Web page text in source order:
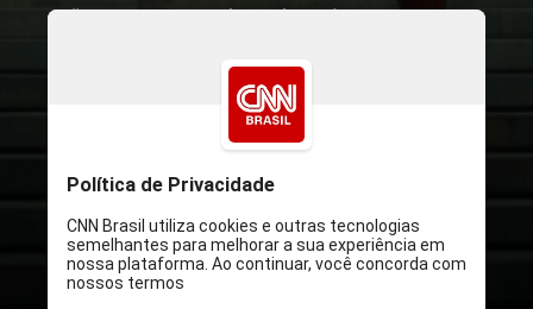
“Esta versão da Arlequina é
esse filme e aqueles
personagens”, declarou. “Eu
nunca fiz nada antes como eu
fiz nesse filme”